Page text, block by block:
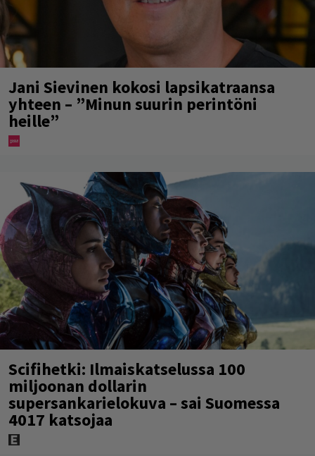
Jani Sievinen kokosi lapsikatraansa
yhteen – ”Minun suurin perintöni
heille”
Scifihetki: Ilmaiskatselussa 100
miljoonan dollarin
supersankarielokuva – sai Suomessa
4017 katsojaa